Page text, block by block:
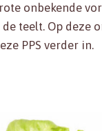
onbekende
teelt. Op deze
PPS verder in.